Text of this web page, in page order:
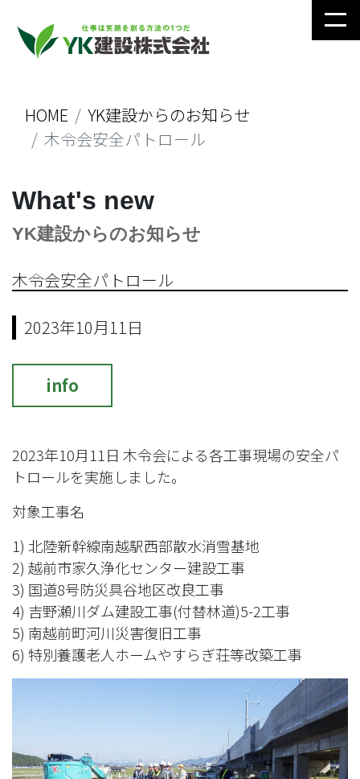
HOME
YK建設からのお知らせ
木令会安全パトロール
What's new
YK建設からのお知らせ
木令会安全パトロール
2023年10月11日
info
2023年10月11日 木令会による各工事現場の安全パ
トロールを実施しました。
対象工事名
1) 北陸新幹線南越駅西部散水消雪基地
2) 越前市家久浄化センター建設工事
3) 国道8号防災具谷地区改良工事
4) 吉野瀬川ダム建設工事(付替林道)5-2工事
5) 南越前町河川災害復旧工事
6) 特別養護老人ホームやすらぎ荘等改築工事